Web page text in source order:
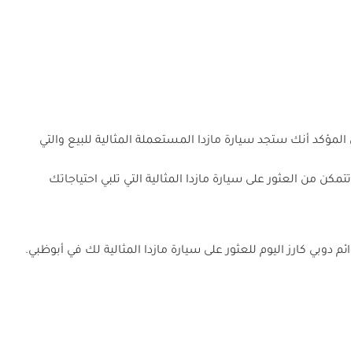
من المؤكد أنك ستجد سيارة مازدا المستعملة المثالية للبيع والتي
مدرجة للبيع من قبل مالكين أفراد، حتى تتمكن من العثور على سيارة مازدا المثالية التي تلبي احتياجاتك